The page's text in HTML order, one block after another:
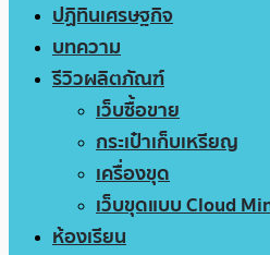
ปฏิทินเศรษฐกิจ
บทความ
รีวิวผลิตภัณฑ์
เว็บซื้อขาย
กระเป๋าเก็บเหรียญ
เครื่องขุด
เว็บขุดแบบ Cloud
ห้องเรียน